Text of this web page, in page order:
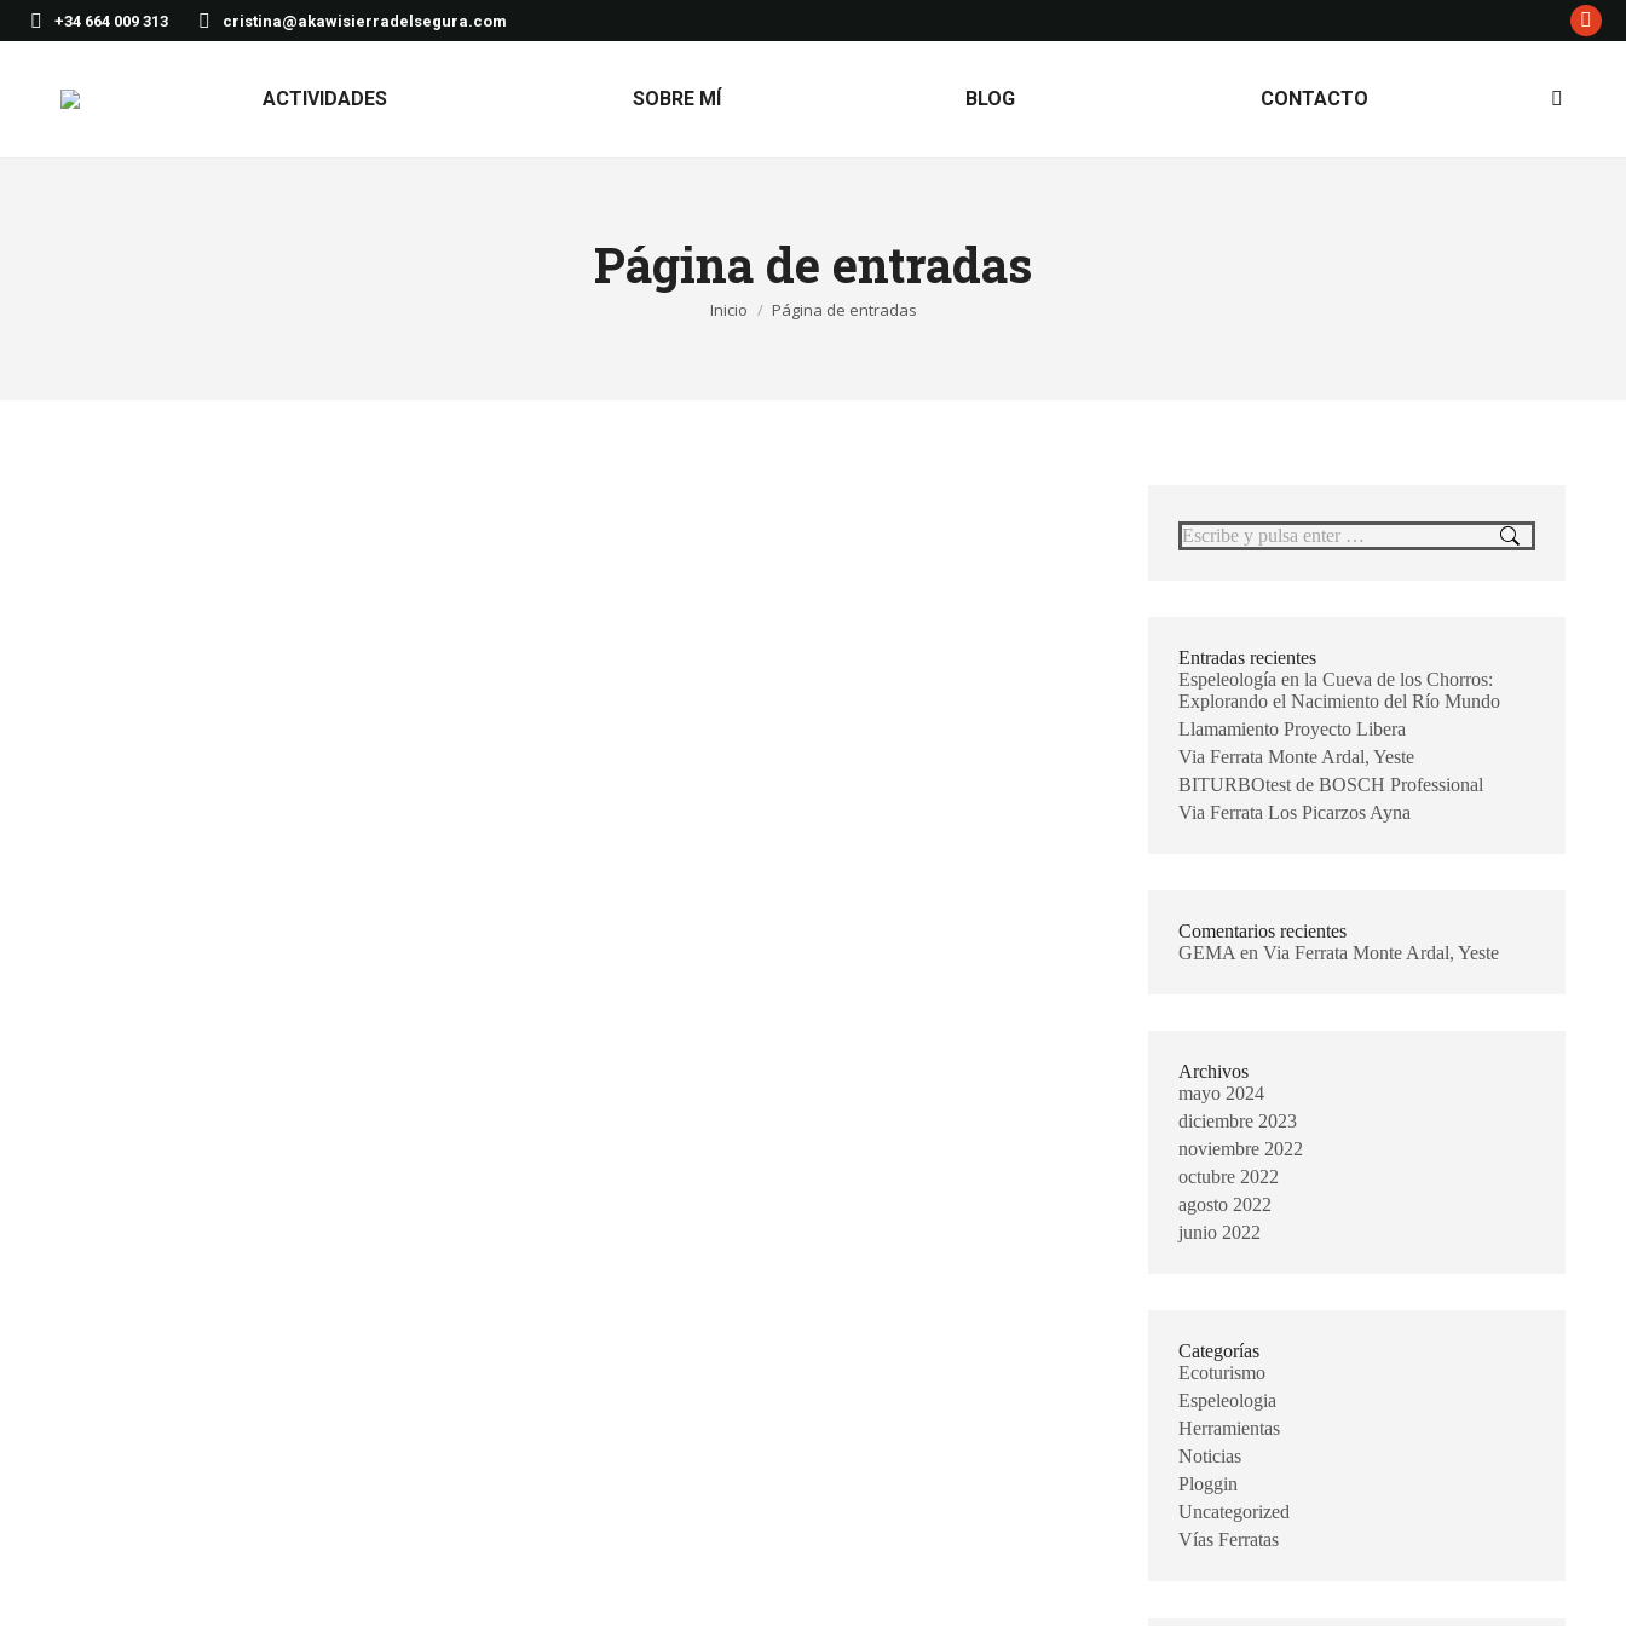
+34 664 009 313 cristina@akawisierradelsegura.com
ACTIVIDADES SOBRE MÍ BLOG CONTACTO
Página de entradas
Estás aquí:
Inicio Página de entradas
Entradas recientes
Espeleología en la Cueva de los Chorros:
Explorando el Nacimiento del Río Mundo
Llamamiento Proyecto Libera
Via Ferrata Monte Ardal, Yeste
BITURBOtest de BOSCH Professional
Via Ferrata Los Picarzos Ayna
Comentarios recientes
GEMA en Via Ferrata Monte Ardal, Yeste
Archivos
mayo 2024
diciembre 2023
noviembre 2022
octubre 2022
agosto 2022
junio 2022
Categorías
Ecoturismo
Espeleologia
Herramientas
Noticias
Ploggin
Uncategorized
Vías Ferratas